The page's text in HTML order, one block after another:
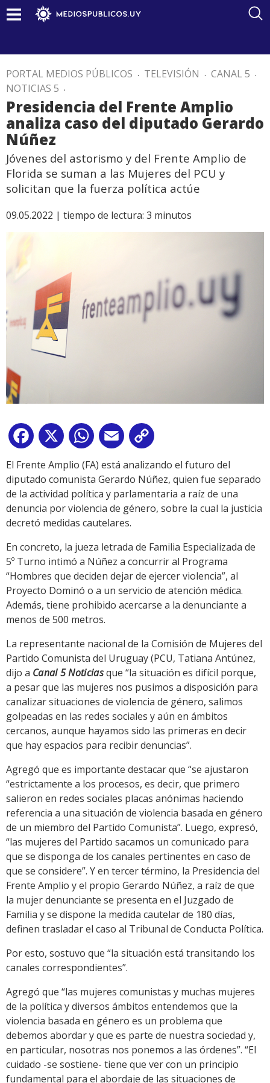
PORTAL MEDIOS PÚBLICOS . TELEVISIÓN . CANAL 5 .
NOTICIAS 5 .
Presidencia del Frente Amplio
analiza caso del diputado Gerardo
Núñez
Jóvenes del astorismo y del Frente Amplio de
Florida se suman a las Mujeres del PCU y
solicitan que la fuerza política actúe
09.05.2022 | tiempo de lectura: 3 minutos
Facebook
X WhatsApp
Email
Link
El Frente Amplio (FA) está analizando el futuro del
diputado comunista Gerardo Núñez, quien fue separado
de la actividad política y parlamentaria a raíz de una
denuncia por violencia de género, sobre la cual la justicia
decretó medidas cautelares.
En concreto, la jueza letrada de Familia Especializada de
5º Turno intimó a Núñez a concurrir al Programa
“Hombres que deciden dejar de ejercer violencia”, al
Proyecto Dominó o a un servicio de atención médica.
Además, tiene prohibido acercarse a la denunciante a
menos de 500 metros.
La representante nacional de la Comisión de Mujeres del
Partido Comunista del Uruguay (PCU, Tatiana Antúnez,
dijo a Canal 5 Noticiasque “la situación es difícil porque,
a pesar que las mujeres nos pusimos a disposición para
canalizar situaciones de violencia de género, salimos
golpeadas en las redes sociales y aún en ámbitos
cercanos, aunque hayamos sido las primeras en decir
que hay espacios para recibir denuncias”.
Agregó que es importante destacar que “se ajustaron
“estrictamente a los procesos, es decir, que primero
salieron en redes sociales placas anónimas haciendo
referencia a una situación de violencia basada en género
de un miembro del Partido Comunista”. Luego, expresó,
“las mujeres del Partido sacamos un comunicado para
que se disponga de los canales pertinentes en caso de
que se considere”. Y en tercer término, la Presidencia del
Frente Amplio y el propio Gerardo Núñez, a raíz de que
la mujer denunciante se presenta en el Juzgado de
Familia y se dispone la medida cautelar de 180 días,
definen trasladar el caso al Tribunal de Conducta Política.
Por esto, sostuvo que “la situación está transitando los
canales correspondientes”.
Agregó que “las mujeres comunistas y muchas mujeres
de la política y diversos ámbitos entendemos que la
violencia basada en género es un problema que
debemos abordar y que es parte de nuestra sociedad y,
en particular, nosotras nos ponemos a las órdenes”. “El
cuidado -se sostiene- tiene que ver con un principio
fundamental para el abordaje de las situaciones de